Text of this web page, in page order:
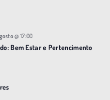
@ 17:00
Bem Estar e Pertencimento